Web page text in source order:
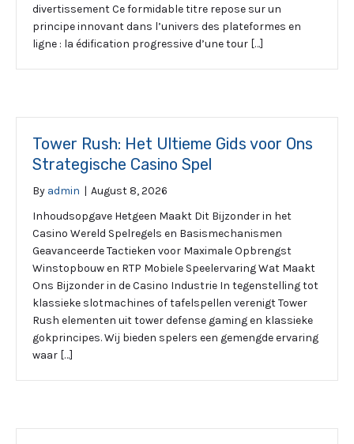
divertissement Ce formidable titre repose sur un
principe innovant dans l’univers des plateformes en
ligne : la édification progressive d’une tour […]
Tower Rush: Het Ultieme Gids voor Ons
Strategische Casino Spel
By admin | August 8, 2026
Inhoudsopgave Hetgeen Maakt Dit Bijzonder in het
Casino Wereld Spelregels en Basismechanismen
Geavanceerde Tactieken voor Maximale Opbrengst
Winstopbouw en RTP Mobiele Speelervaring Wat Maakt
Ons Bijzonder in de Casino Industrie In tegenstelling tot
klassieke slotmachines of tafelspellen verenigt Tower
Rush elementen uit tower defense gaming en klassieke
gokprincipes. Wij bieden spelers een gemengde ervaring
waar […]